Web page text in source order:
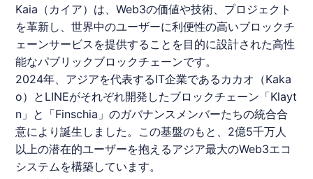
Kaia（カイア）は、Web3の価値や技術、プロジェクト
を革新し、世界中のユーザーに利便性の高いブロックチ
ェーンサービスを提供することを目的に設計された高性
能なパブリックブロックチェーンです。
2024年、アジアを代表するIT企業であるカカオ（Kaka
o）と LINEがそれぞれ開発したブロックチェーン「Klayt
n」と「Finschia」のガバナンスメンバーたちの統合合
意により誕生しました。この基盤のもと、2億5千万人
以上の潜在的ユーザーを抱えるアジア最大のWeb3エコ
システムを構築しています。